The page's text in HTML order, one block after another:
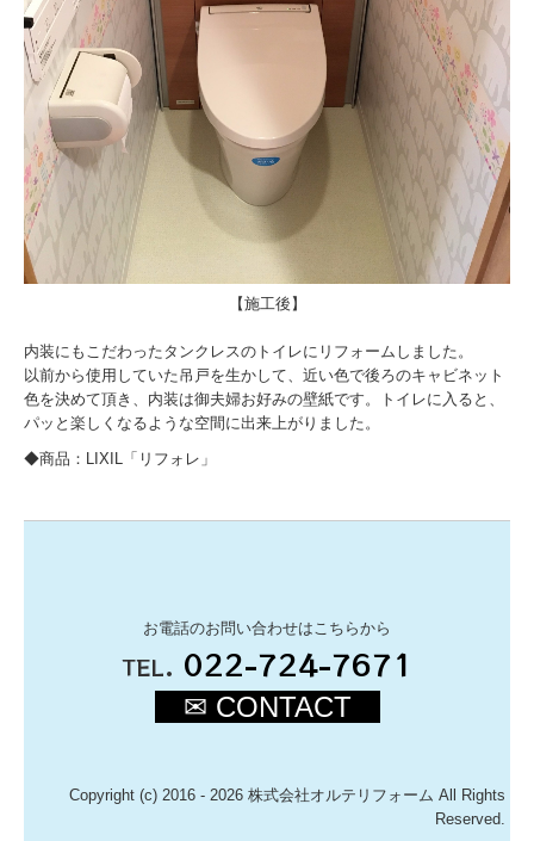
【施工後】
内装にもこだわったタンクレスのトイレにリフォームしました。
以前から使用していた吊戸を生かして、近い色で後ろのキャビネット
色を決めて頂き、内装は御夫婦お好みの壁紙です。トイレに入ると、
パッと楽しくなるような空間に出来上がりました。
◆商品：LIXIL「リフォレ」
お電話のお問い合わせはこちらから
TEL. 022-724-7671
✉ CONTACT
Copyright (c) 2016 - 2026 株式会社オルテリフォーム All Rights
Reserved.